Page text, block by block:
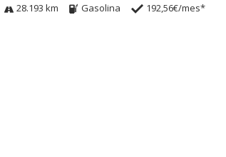
28.193 km Gasolina 192,56€/mes*